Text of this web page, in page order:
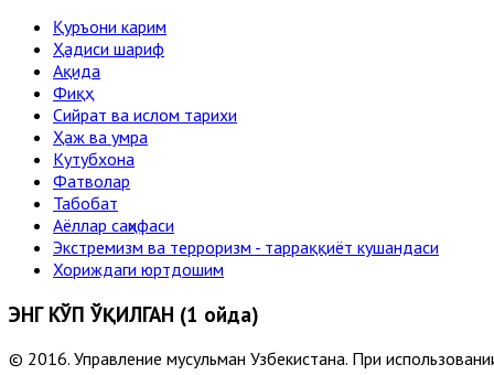
Қуръони карим
Ҳадиси шариф
Ақида
Фиқҳ
Сийрат ва ислом тарихи
Ҳаж ва умра
Кутубхона
Фатволар
Табобат
Аёллар саҳифаси
Экстремизм ва терроризм - тарраққиёт кушандаси
Хориждаги юртдошим
ЭНГ КЎП ЎҚИЛГАН (1 ойда)
© 2016. Управление мусульман Узбекистана. При